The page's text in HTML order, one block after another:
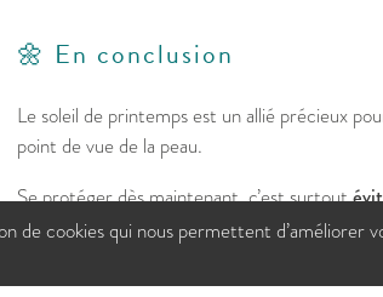
🌼 En conclusion
Le soleil de printemps est un allié précieux
point de vue de la peau.
Se protéger dès maintenant, c’est surtout
en douceur pour les beaux jours.
de cookies qui nous permettent d’améliorer